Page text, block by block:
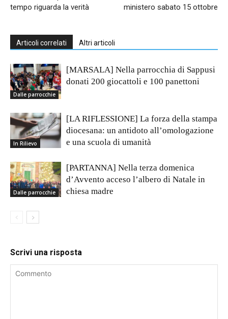
tempo riguarda la verità
ministero sabato 15 ottobre
Articoli correlati Altri articoli
Dalle parrocchie
[MARSALA] Nella parrocchia di Sappusi
donati 200 giocattoli e 100 panettoni
In Rilievo
[LA RIFLESSIONE] La forza della stampa
diocesana: un antidoto all’omologazione
e una scuola di umanità
Dalle parrocchie
[PARTANNA] Nella terza domenica
d’Avvento acceso l’albero di Natale in
chiesa madre
Scrivi una risposta